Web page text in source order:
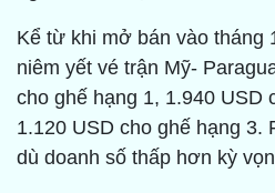
Kể từ khi mở bán vào tháng
niêm yết vé trận Mỹ-
cho ghế hạng 1, 1.940 USD
1.120 USD cho ghế hạng 3.
dù doanh số thấp hơn kỳ